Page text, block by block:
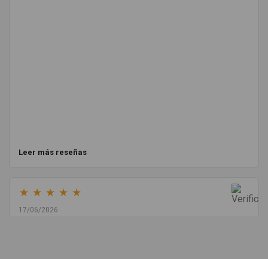
Leer más reseñas
★ ★ ★ ★ ★
17/06/2026